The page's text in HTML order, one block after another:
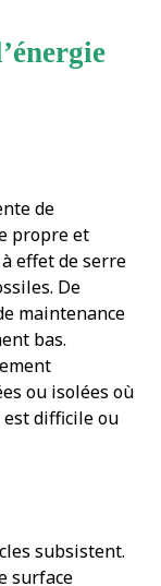
de
propre et
effet de serre
De
maintenance
bas.
ou isolées où
est difficile ou
subsistent.
surface